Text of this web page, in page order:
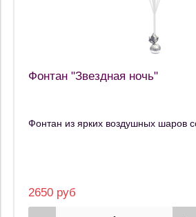
Фонтан "Звездная ночь"
Фонтан из ярких воздушных шаров
2650 руб